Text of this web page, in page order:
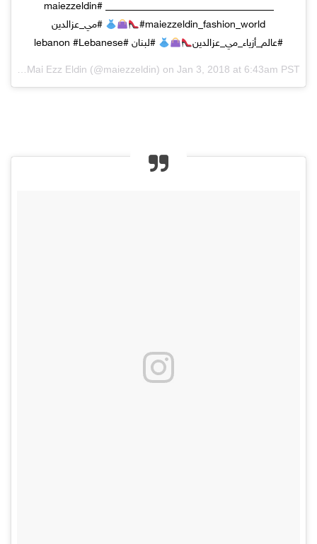
__________________________________ #maiezzeldin
#maiezzeldin_fashion_world
#مي_عزالدين
#عالم_أزياء_مي_عزالدين
#لبنان #lebanon #Lebanese
byMai Ezz Eldin (@maiezzeldin) onJan 3, 2018 at 6:43am PST